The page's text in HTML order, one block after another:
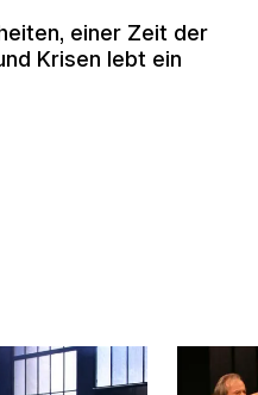
einer Zeit der
Krisen lebt ein